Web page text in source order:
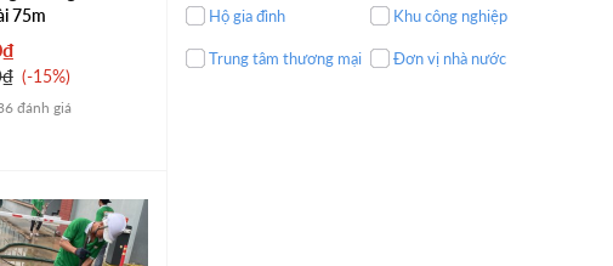
75m
-15%
đánh giá
Hộ gia đình Khu công nghiệp
Trung tâm thương mại Đơn vị nhà nước